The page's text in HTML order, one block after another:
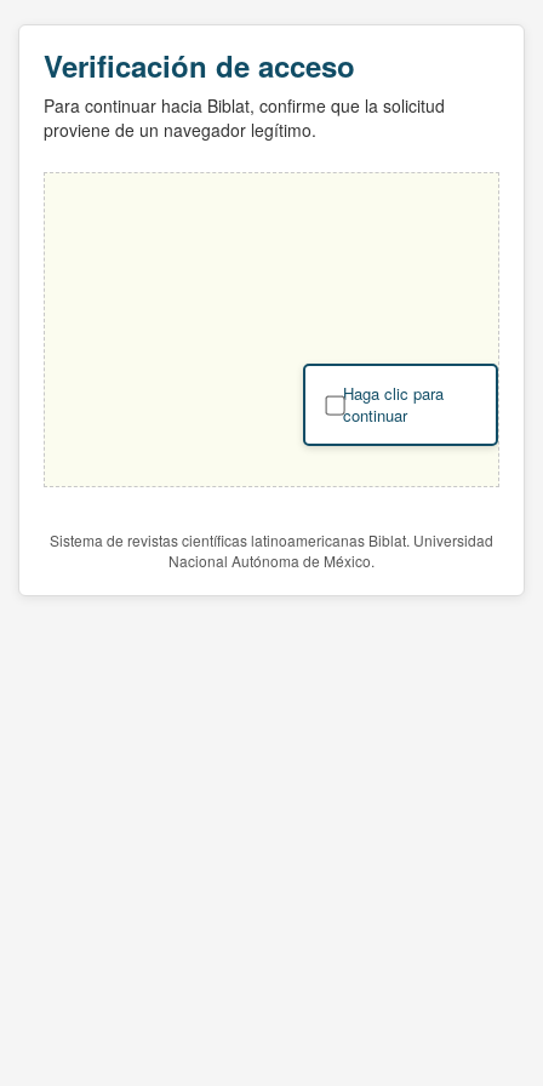
Verificación de acceso
Para continuar hacia Biblat, confirme que la solicitud
proviene de un navegador legítimo.
Haga clic para
continuar
Sistema de revistas científicas latinoamericanas Biblat. Universidad
Nacional Autónoma de México.